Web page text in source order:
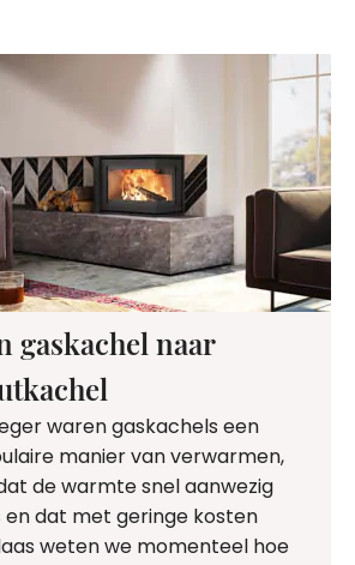
gaskachel naar
waren gaskachels een
manier van verwarmen,
de warmte snel aanwezig
en dat met geringe kosten
weten we momenteel hoe